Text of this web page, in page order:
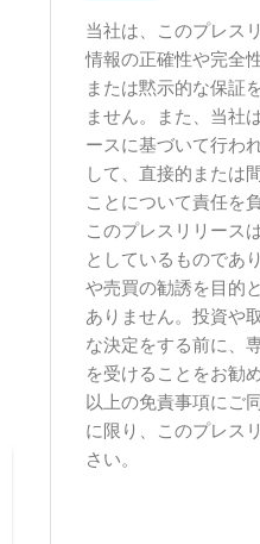
当社は、このプレス
情報の正確性や完全
または黙示的な保証
ません。また、当社
ースに基づいて行わ
して、直接的または
ことについて責任を
このプレスリリース
としているものであ
や売買の勧誘を目的
ありません。投資や
な決定をする前に、
を受けることをお勧
以上の免責事項にご
に限り、このプレス
さい。